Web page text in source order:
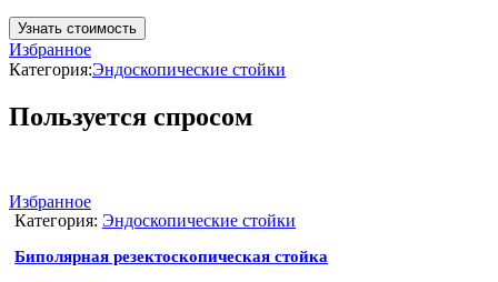
Узнать стоимость
Избранное
Категория:Эндоскопические стойки
Пользуется спросом
Избранное
Категория: Эндоскопические стойки
Биполярная резектоскопическая стойка